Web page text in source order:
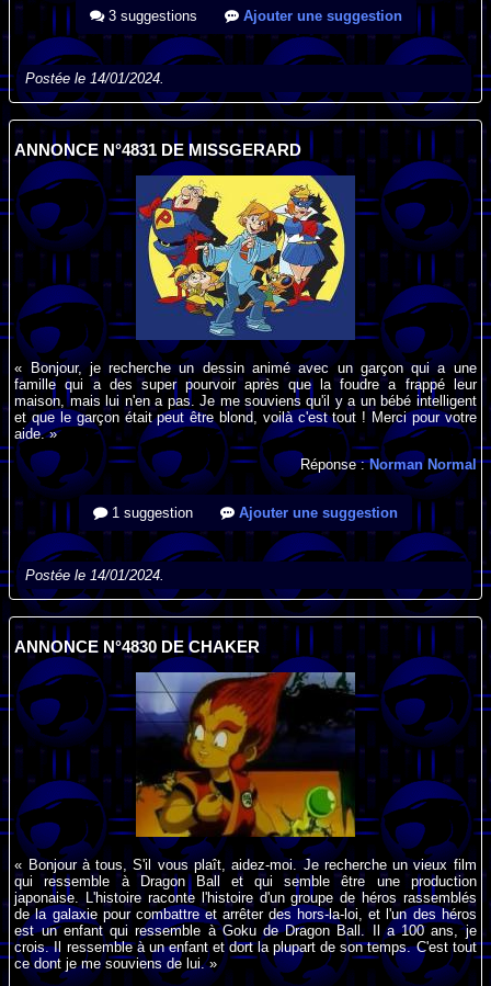
3 suggestions Ajouter une suggestion
Postée le 14/01/2024.
ANNONCE N°4831 DE MISSGERARD
« Bonjour, je recherche un dessin animé avec un garçon qui a une
famille qui a des super pourvoir après que la foudre a frappé leur
maison, mais lui n'en a pas. Je me souviens qu'il y a un bébé intelligent
et que le garçon était peut être blond, voilà c'est tout ! Merci pour votre
aide. »
Réponse :Norman Normal
1 suggestion Ajouter une suggestion
Postée le 14/01/2024.
ANNONCE N°4830 DE CHAKER
« Bonjour à tous, S'il vous plaît, aidez-moi. Je recherche un vieux film
qui ressemble à Dragon Ball et qui semble être une production
japonaise. L'histoire raconte l'histoire d'un groupe de héros rassemblés
de la galaxie pour combattre et arrêter des hors-la-loi, et l'un des héros
est un enfant qui ressemble à Goku de Dragon Ball. Il a 100 ans, je
crois. Il ressemble à un enfant et dort la plupart de son temps. C'est tout
ce dont je me souviens de lui. »